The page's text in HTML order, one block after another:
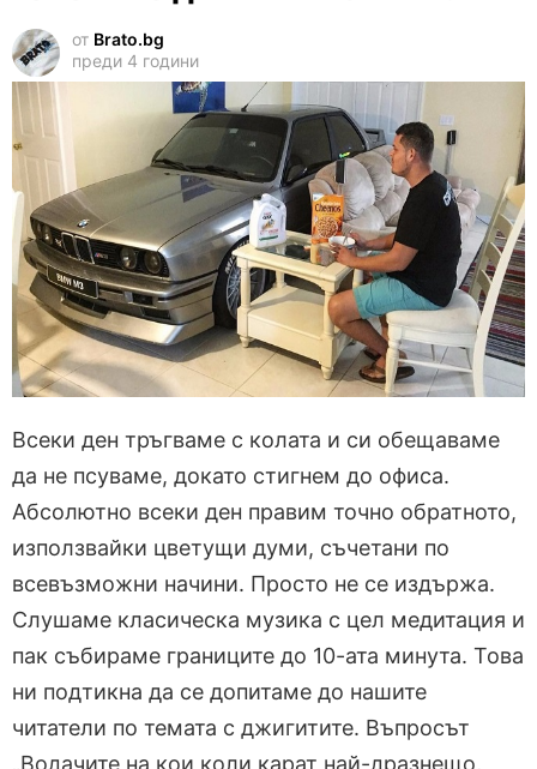
от Brato.bg
преди 4 години
Всеки ден тръгваме с колата и си обещаваме
да не псуваме, докато стигнем до офиса.
Абсолютно всеки ден правим точно обратното,
използвайки цветущи думи, съчетани по
всевъзможни начини. Просто не се издържа.
Слушаме класическа музика с цел медитация и
пак събираме границите до 10-ата минута. Това
ни подтикна да се допитаме до нашите
читатели по темата с джигитите. Въпросът
„Водачите на кои коли карат най-дразнещо,